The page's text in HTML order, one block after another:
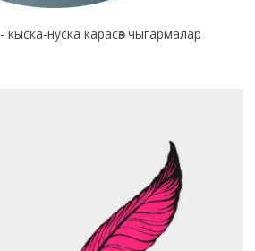
- кыска-нуска карасөз чыгармалар